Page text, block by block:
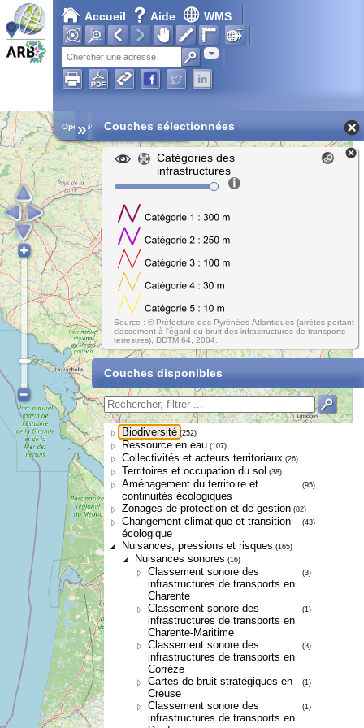
Accueil Aide WMS
Adresse
Open Street Map
» Couches sélectionnées
Catégories des
infrastructures
Source : © Préfecture des Pyrénées-Atlantiques (arrêtés portant
classement à l'égard du bruit des infrastructures de transports
terrestres), DDTM 64, 2004.
Couches disponibles
Biodiversité (252)
Ressource en eau (107)
Collectivités et acteurs territoriaux (26)
Territoires et occupation du sol (38)
Aménagement du territoire et
continuités écologiques
(95)
Zonages de protection et de gestion (82)
Changement climatique et transition
écologique
(43)
Nuisances, pressions et risques (165)
Nuisances sonores (16)
Classement sonore des
infrastructures de transports en
Charente
(3)
Classement sonore des
infrastructures de transports en
Charente-Maritime
(1)
Classement sonore des
infrastructures de transports en
Corrèze
(3)
Cartes de bruit stratégiques en
Creuse
(1)
Classement sonore des
infrastructures de transports en
(1)